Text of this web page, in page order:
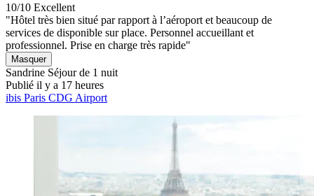
10/10 Excellent
"Hôtel très bien situé par rapport à l’aéroport et beaucoup de
services de disponible sur place. Personnel accueillant et
professionnel. Prise en charge très rapide"
Masquer
Sandrine Séjour de 1 nuit
Publié il y a 17 heures
ibis Paris CDG Airport